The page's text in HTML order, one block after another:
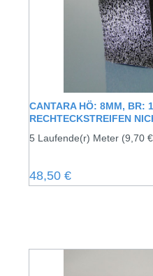
CANTARA HÖ: 8MM, BR:
RECHTECKSTREIFEN
5 Laufende(r) Meter (9,70
Regulärer Preis:
48,50 €